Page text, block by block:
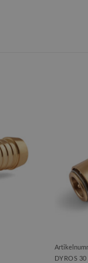
DYROS 30